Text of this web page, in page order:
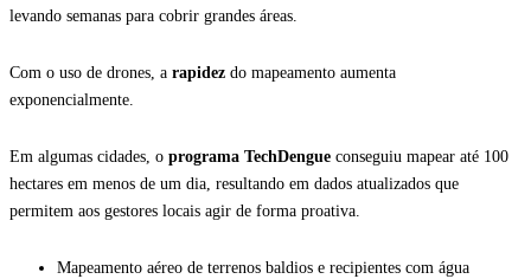
levando semanas para cobrir grandes áreas.
Com o uso de drones, a rapidez do mapeamento aumenta
exponencialmente.
Em algumas cidades, o programa TechDengue conseguiu mapear até 100
hectares em menos de um dia, resultando em dados atualizados que
permitem aos gestores locais agir de forma proativa.
Mapeamento aéreo de terrenos baldios e recipientes com água